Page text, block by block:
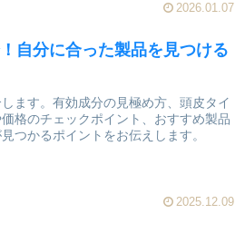
2026.01.07
自分に合った製品を見つける
ます。有効成分の見極め方、頭皮タイ
格のチェックポイント、おすすめ製品
つかるポイントをお伝えします。
2025.12.09